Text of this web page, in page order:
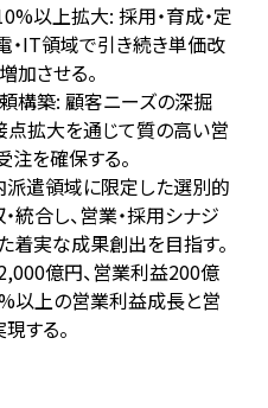
以上拡大: 採用・育成・定
・IT領域で引き続き単価改
加させる。
構築: 顧客ニーズの深掘
点拡大を通じて質の高い営
を確保する。
遣領域に限定した選別的
統合し、営業・採用シナジ
着実な成果創出を目指す。
億円、営業利益200億
以上の営業利益成長と営
する。